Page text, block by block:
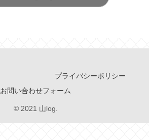
プライバシーポリシー
お問い合わせフォーム
© 2021 山log.